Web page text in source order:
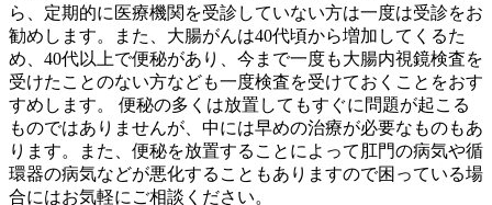
ら、定期的に医療機関を受診していない方は一度は受診をお
勧めします。また、大腸がんは40代頃から増加してくるた
め、40代以上で便秘があり、今まで一度も大腸内視鏡検査を
受けたことのない方なども一度検査を受けておくことをおす
すめします。 便秘の多くは放置してもすぐに問題が起こる
ものではありませんが、中には早めの治療が必要なものもあ
ります。また、便秘を放置することによって肛門の病気や循
環器の病気などが悪化することもありますので困っている場
合にはお気軽にご相談ください。